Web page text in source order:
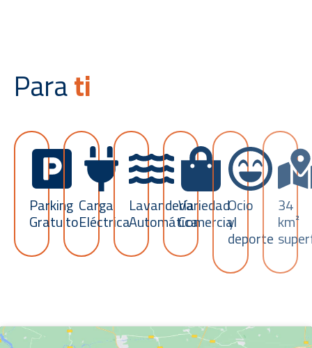
Parati
Parking
Gratuito
Carga
Eléctrica
Lavandería
Automática
Variedad
Comercial
Ocio
y
deporte
34
km²